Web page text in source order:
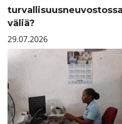
väliä?
29.07.2026